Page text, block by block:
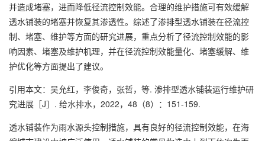
并造成堵塞，进而降低径流控制效能。合理的维护措施可有效缓解
透水铺装的堵塞并恢复其渗透性。综述了渗排型透水铺装在径流控
制、堵塞、维护等方面的研究进展，重点分析了径流控制效能的影
响因素、堵塞及维护机理，并在径流控制效能量化、堵塞缓解、维
护优化等方面提出了建议。
引用本文：吴允红，李俊奇，张哲，等. 渗排型透水铺装运行维护研
究进展［J］. 给水排水，2022，48（8）：151-159.
透水铺装作为雨水源头控制措施，具有良好的径流控制效能，在海